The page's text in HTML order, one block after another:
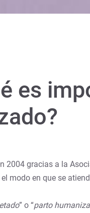
es
2004 gracias a la
modo en que se
” o “parto